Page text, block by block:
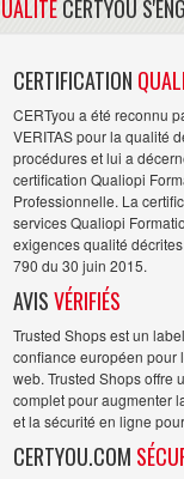
CERTYOU
CERTIFICATION
CERTyou a été reconnu
VERITAS pour la qualité
procédures et lui a
certification Qualiopi
Professionnelle. La
services Qualiopi
exigences qualité
790 du 30 juin 2015.
AVISVÉRIFIÉS
Trusted Shops est un
confiance européen pour
web. Trusted Shops offre
complet pour augmenter
et la sécurité en ligne
CERTYOU.COM